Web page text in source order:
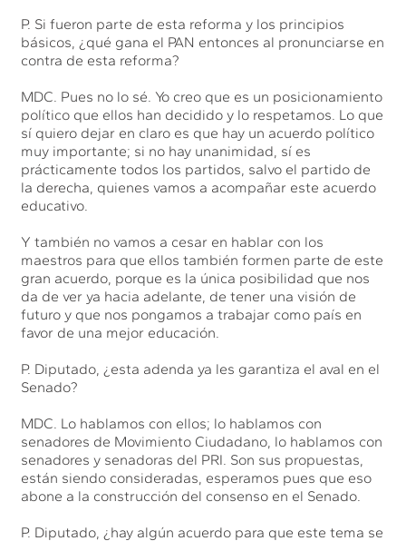
P. Si fueron parte de esta reforma y los principios
básicos, ¿qué gana el PAN entonces al pronunciarse en
contra de esta reforma?
MDC. Pues no lo sé. Yo creo que es un posicionamiento
político que ellos han decidido y lo respetamos. Lo que
sí quiero dejar en claro es que hay un acuerdo político
muy importante; si no hay unanimidad, sí es
prácticamente todos los partidos, salvo el partido de
la derecha, quienes vamos a acompañar este acuerdo
educativo.
Y también no vamos a cesar en hablar con los
maestros para que ellos también formen parte de este
gran acuerdo, porque es la única posibilidad que nos
da de ver ya hacia adelante, de tener una visión de
futuro y que nos pongamos a trabajar como país en
favor de una mejor educación.
P. Diputado, ¿esta adenda ya les garantiza el aval en el
Senado?
MDC. Lo hablamos con ellos; lo hablamos con
senadores de Movimiento Ciudadano, lo hablamos con
senadores y senadoras del PRI. Son sus propuestas,
están siendo consideradas, esperamos pues que eso
abone a la construcción del consenso en el Senado.
P. Diputado, ¿hay algún acuerdo para que este tema se